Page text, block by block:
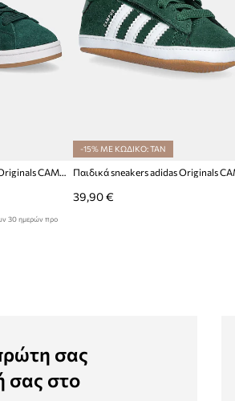
Παιδικά sneakers adidas Originals CAMPUS 00s
30 ημερών προ
-15% ΜΕ ΚΩΔΙΚΟ: TAN
39,90 €
σας
σας στο